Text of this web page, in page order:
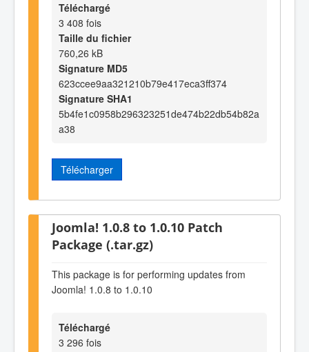
Téléchargé
3 408 fois
Taille du fichier
760,26 kB
Signature MD5
623ccee9aa321210b79e417eca3ff374
Signature SHA1
5b4fe1c0958b296323251de474b22db54b82a
a38
Télécharger
Joomla! 1.0.8 to 1.0.10 Patch
Package (.tar.gz)
This package is for performing updates from
Joomla! 1.0.8 to 1.0.10
Téléchargé
3 296 fois